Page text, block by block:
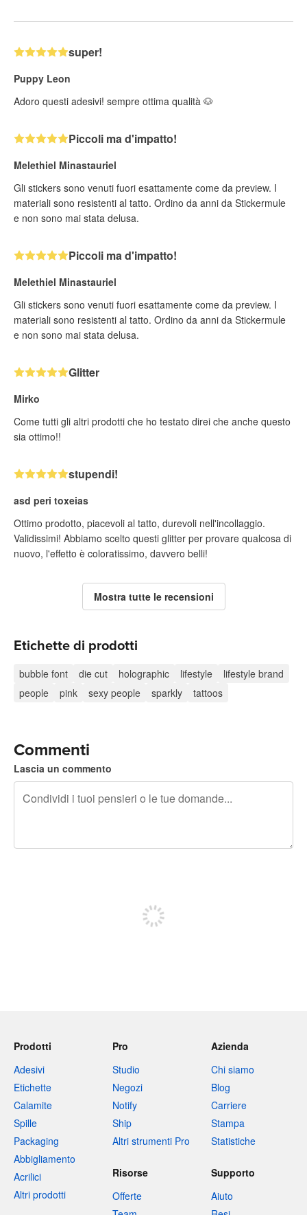
super!
Puppy Leon
Adoro questi adesivi! sempre ottima qualità 🐶
Piccoli ma d'impatto!
Melethiel Minastauriel
Gli stickers sono venuti fuori esattamente come da preview. I
materiali sono resistenti al tatto. Ordino da anni da Stickermule
e non sono mai stata delusa.
Piccoli ma d'impatto!
Melethiel Minastauriel
Gli stickers sono venuti fuori esattamente come da preview. I
materiali sono resistenti al tatto. Ordino da anni da Stickermule
e non sono mai stata delusa.
Glitter
Mirko
Come tutti gli altri prodotti che ho testato direi che anche questo
sia ottimo!!
stupendi!
asd peri toxeias
Ottimo prodotto, piacevoli al tatto, durevoli nell'incollaggio.
Validissimi! Abbiamo scelto questi glitter per provare qualcosa di
nuovo, l'effetto è coloratissimo, davvero belli!
Mostra tutte le recensioni
Etichette di prodotti
bubble font die cut holographic lifestyle
lifestyle brand
people
pink sexy people sparkly tattoos
Commenti
Lascia un commento
Prodotti
Adesivi
Etichette
Calamite
Spille
Packaging
Abbigliamento
Acrilici
Altri prodotti
Pro
Studio
Negozi
Notify
Ship
Altri strumenti Pro
Azienda
Chi siamo
Blog
Carriere
Stampa
Statistiche
Risorse
Offerte
Supporto
Aiuto